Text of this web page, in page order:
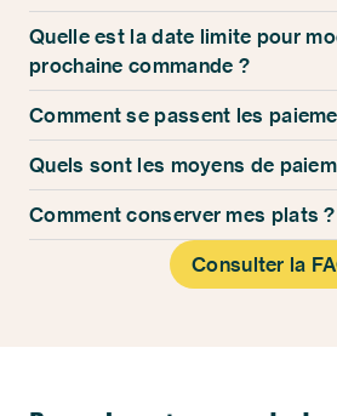
Quelle est la date limite pour
prochaine commande ?
Comment se passent les
Quels sont les moyens de
Comment conserver mes plats ?
Consulter la